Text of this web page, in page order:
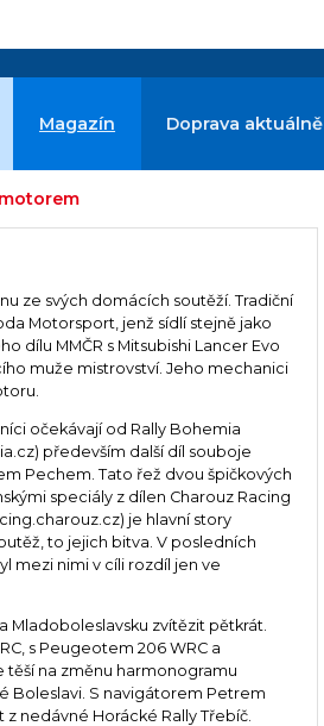
Magazín Doprava aktuálně
ze svých domácích soutěží. Tradiční
Motorsport, jenž sídlí stejně jako
dílu MMČR s Mitsubishi Lancer Evo
muže mistrovství. Jeho mechanici
očekávají od Rally Bohemia
především další díl souboje
Pechem. Tato řež dvou špičkových
speciály z dílen Charouz Racing
je hlavní story
to jejich bitva. V posledních
mezi nimi v cíli rozdíl jen ve
Mladoboleslavsku zvítězit pětkrát.
s Peugeotem 206 WRC a
těší na změnu harmonogramu
Boleslavi. S navigátorem Petrem
nedávné Horácké Rally Třebíč.